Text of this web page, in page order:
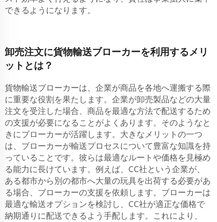
できるようになります。
卸売注文に貨物輸送ブローカーを利用するメリ
ットとは？
貨物輸送ブローカーは、企業が商品を各地へ運搬する際
に重要な役割を果たします。企業が卸売製品などの大量
注文を受注した場合、商品を最適な方法で配送するため
の支援が必要になることがよくあります。そのようなと
きにブローカーが活躍します。大きなメリットの一つ
は、ブローカーが輸送プロセスについて豊富な知識を持
っていることです。彼らは最適なルートや価格を見極め
る能力に長けています。例えば、CC社という企業が、
ある都市から別の都市へ大量の玩具を出荷する必要があ
る場合、ブローカーの支援を依頼します。ブローカーは
最適な輸送オプションを検討し、CC社が適正な価格で
納期通りに配送できるよう手配します。これにより、